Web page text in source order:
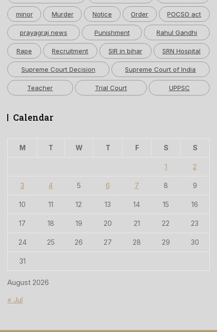
minor Murder Notice Order POCSO act
prayagraj news Punishment Rahul Gandhi
Rape Recruitment SIR in bihar SRN Hospital
Supreme Court Decision Supreme Court of India
Teacher Trial Court UPPSC
Calendar
August 2026
M T W T F S S
1 2
3 4 5 6 7 8 9
10 11 12 13 14 15 16
17 18 19 20 21 22 23
24 25 26 27 28 29 30
31
« Jul